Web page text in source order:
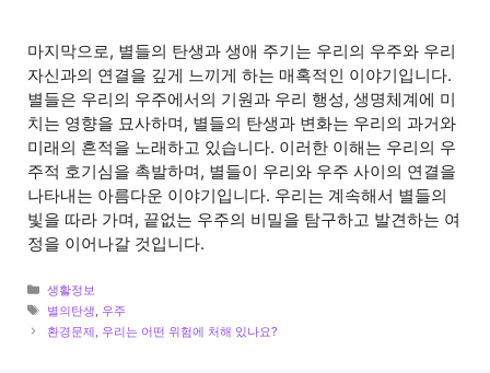
마지막으로, 별들의 탄생과 생애 주기는 우리의 우주와 우리
자신과의 연결을 깊게 느끼게 하는 매혹적인 이야기입니다.
별들은 우리의 우주에서의 기원과 우리 행성, 생명체계에 미
치는 영향을 묘사하며, 별들의 탄생과 변화는 우리의 과거와
미래의 흔적을 노래하고 있습니다. 이러한 이해는 우리의 우
주적 호기심을 촉발하며, 별들이 우리와 우주 사이의 연결을
나타내는 아름다운 이야기입니다. 우리는 계속해서 별들의
빛을 따라 가며, 끝없는 우주의 비밀을 탐구하고 발견하는 여
정을 이어나갈 것입니다.
Categories
생활정보
Tags
별의탄생 우주
환경문제, 우리는 어떤 위험에 처해 있나요?